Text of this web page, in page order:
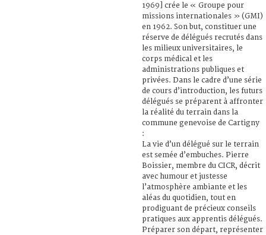
1969] crée le « Groupe pour
missions internationales » (GMI)
en 1962. Son but, constituer une
réserve de délégués recrutés dans
les milieux universitaires, le
corps médical et les
administrations publiques et
privées. Dans le cadre d’une série
de cours d’introduction, les futurs
délégués se préparent à affronter
la réalité du terrain dans la
commune genevoise de Cartigny
:
La vie d’un délégué sur le terrain
est semée d’embuches. Pierre
Boissier, membre du CICR, décrit
avec humour et justesse
l’atmosphère ambiante et les
aléas du quotidien, tout en
prodiguant de précieux conseils
pratiques aux apprentis délégués.
Préparer son départ, représenter